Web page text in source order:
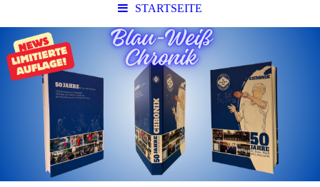
STARTSEITE